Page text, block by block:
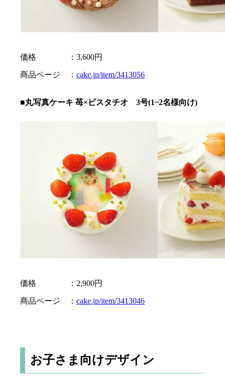
価格 ：3,600円
商品ページ ： cake.jp/item/3413056
■丸写真ケーキ 苺×ピスタチオ 3号(1~2名様向け)
価格 ：2,900円
商品ページ ： cake.jp/item/3413046
お子さま向けデザイン